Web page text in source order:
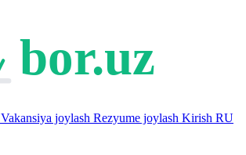
bor.uz
Vakansiya joylash Rezyume joylash Kirish RU